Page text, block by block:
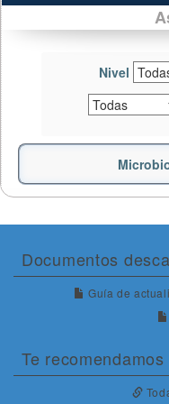
Nivel
Documentos
Guía de
Te recomendamos